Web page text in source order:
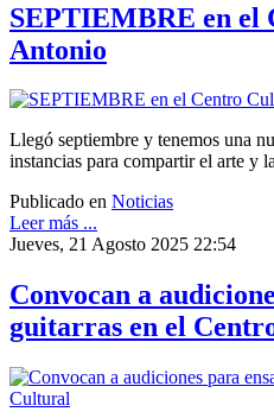
SEPTIEMBRE en el
Antonio
Llegó septiembre y tenemos una
instancias para compartir el arte y
Publicado en Noticias
Leer más ...
Jueves, 21 Agosto 2025 22:54
Convocan a
guitarras en el